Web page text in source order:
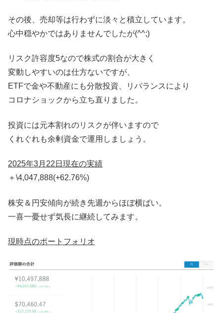
その後、売却等は行わずに淡々と積立しています。
心中穏やかではありませんでしたが(^^;)
リスク許容度5なので株式の割合が大きく
変動しやすいのは仕方ないですが、
ETFで金や不動産にも分散投資、リバランスにより
コロナショックから立ち直りました。
投資には元本割れのリスクが伴いますので
くれぐれも余剰資金で運用しましょう。
2025年3月22日現在の実績
＋\4,047,888(+62.76%)
株安＆円安傾向が続き先週からほぼ横ばい。
一喜一憂せず気長に継続してみます。
現時点のポートフォリオ